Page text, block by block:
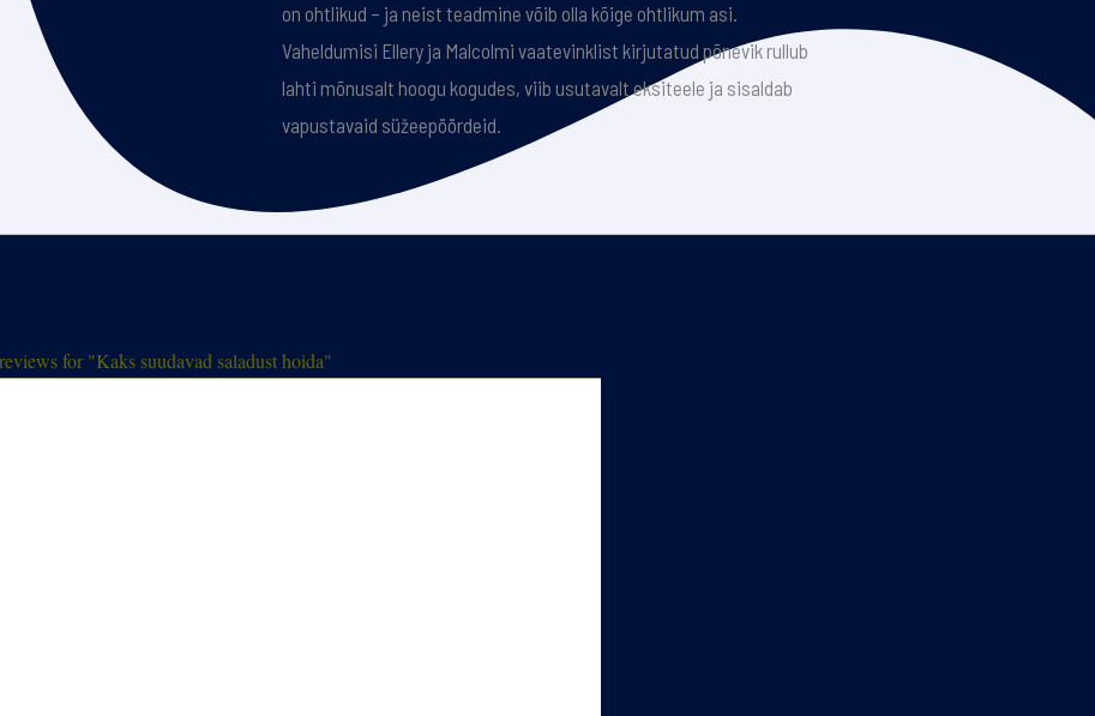
on ohtlikud – ja neist teadmine võib olla kõige ohtlikum asi.
Vaheldumisi Ellery ja Malcolmi vaatevinklist kirjutatud põnevik rullub
lahti mõnusalt hoogu kogudes, viib usutavalt eksiteele ja sisaldab
vapustavaid süžeepöördeid.
for "Kaks suudavad saladust hoida"